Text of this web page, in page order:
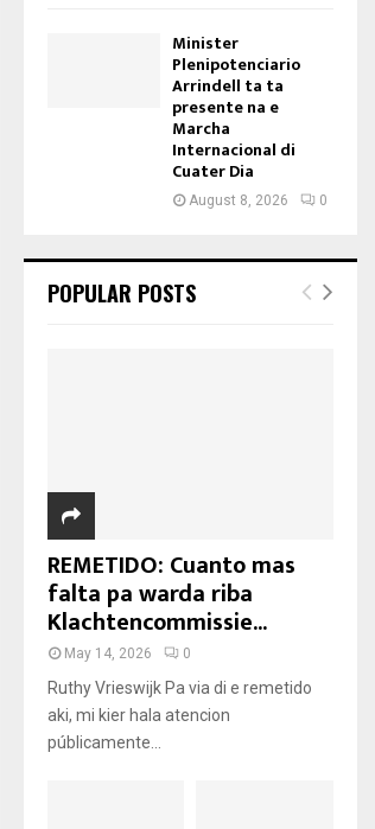
Minister
Plenipotenciario
Arrindell ta ta
presente na e
Marcha
Internacional di
Cuater Dia
August 8, 2026 0
POPULAR POSTS
REMETIDO: Cuanto mas
falta pa warda riba
Klachtencommissie...
May 14, 2026 0
Ruthy Vrieswijk Pa via di e remetido
aki, mi kier hala atencion
públicamente...